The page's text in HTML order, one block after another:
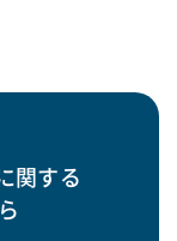
関する